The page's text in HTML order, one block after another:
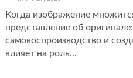
Когда изображение
представление об
самовоспроизводство и
влияет на роль...